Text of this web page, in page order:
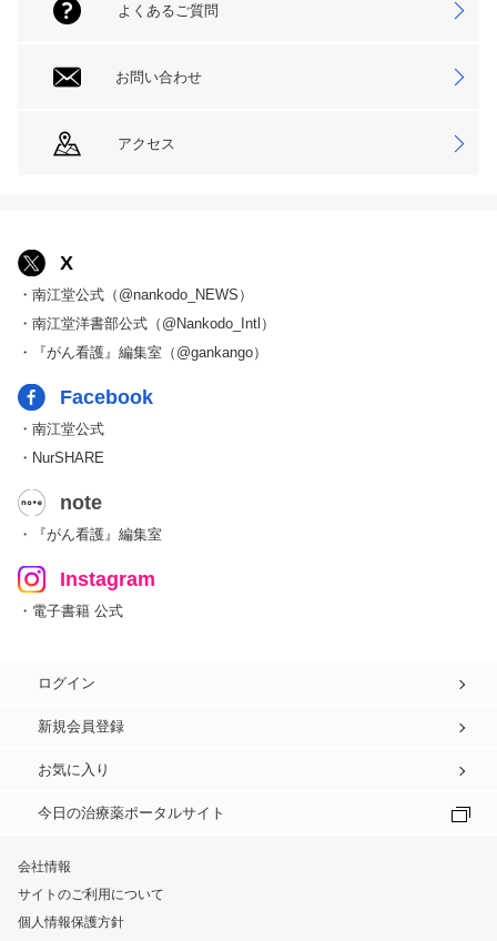
よくあるご質問
お問い合わせ
アクセス
X
・南江堂公式（@nankodo_NEWS）
・南江堂洋書部公式（@Nankodo_Intl）
・『がん看護』編集室（@gankango）
Facebook
・南江堂公式
・NurSHARE
note
・『がん看護』編集室
Instagram
・電子書籍 公式
ログイン
新規会員登録
お気に入り
今日の治療薬ポータルサイト
会社情報
サイトのご利用について
個人情報保護方針